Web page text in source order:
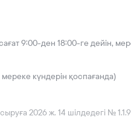
9:00-ден 18:00-ге дейін,
күндерін қоспағанда)
2026 ж. 14 шілдедегі №